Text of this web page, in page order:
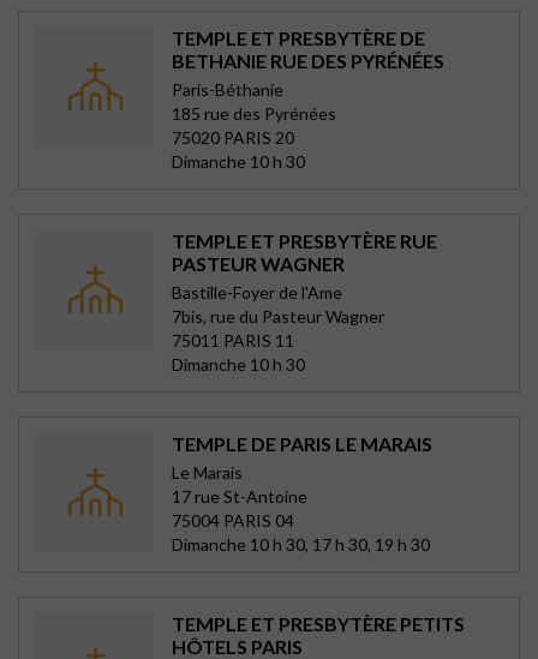
TEMPLE ET PRESBYTÈRE DE
BETHANIE RUE DES PYRÉNÉES
Paris-Béthanie
185 rue des Pyrénées
75020 PARIS 20
Dimanche 10 h 30
TEMPLE ET PRESBYTÈRE RUE
PASTEUR WAGNER
Bastille-Foyer de l'Ame
7bis, rue du Pasteur Wagner
75011 PARIS 11
Dimanche 10 h 30
TEMPLE DE PARIS LE MARAIS
Le Marais
17 rue St-Antoine
75004 PARIS 04
Dimanche 10 h 30, 17 h 30, 19 h 30
TEMPLE ET PRESBYTÈRE PETITS
HÔTELS PARIS